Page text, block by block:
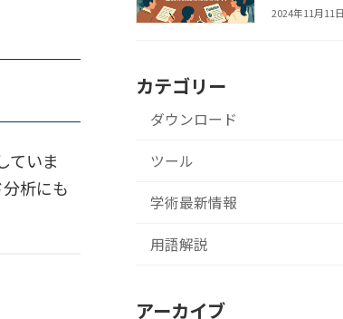
ていま
析にも
2024年11月11日
カテゴリー
ダウンロード
ツール
学術最新情報
用語解説
アーカイブ